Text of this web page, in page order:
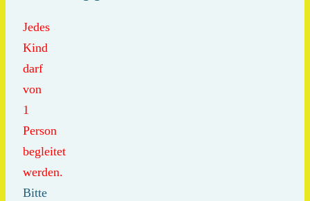
Jedes
Kind
darf
von
1
Person
begleitet
werden.
Bitte